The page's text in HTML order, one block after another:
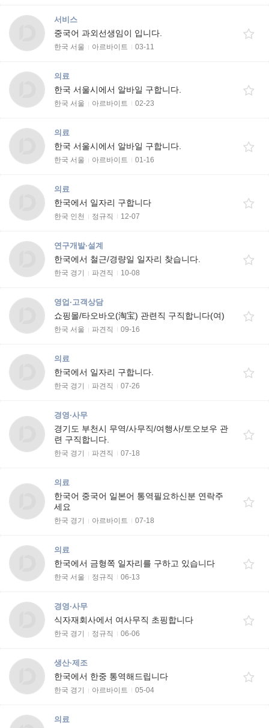
서비스
중국어 과외선생임이 입니다.
한국 서울 아르바이트 03-11
의료
한국 서울시에서 알바일 구합니다.
한국 서울 아르바이트 02-23
의료
한국 서울시에서 알바일 구합니다.
한국 서울 아르바이트 01-16
의료
한국에서 일자리 구합니다
한국 인천 정규직 12-07
연구개발·설계
한국에서 철근/경량일 일자리 찾습니다.
한국 경기 파견직 10-08
영업·고객상담
쇼핑몰/타오바오(淘宝) 관련직 구직합니다(여)
한국 서울 파견직 09-16
의료
한국에서 일자리 구합니다.
한국 경기 파견직 07-26
경영·사무
경기도 부천시 무역/사무직/여행사/토오보우 관
련 구직합니다.
한국 경기 파견직 07-18
의료
한국어 중국어 일본어 통역필요하신분 연락주
세요
한국 경기 아르바이트 07-18
의료
한국에서 금형쪽 일자리를 구하고 있습니다
한국 서울 정규직 06-13
경영·사무
식자재회사에서 여사무직 초핑합니다
한국 경기 정규직 06-06
생산·제조
한국에서 한중 통역해드립니다
한국 경기 아르바이트 05-04
의료